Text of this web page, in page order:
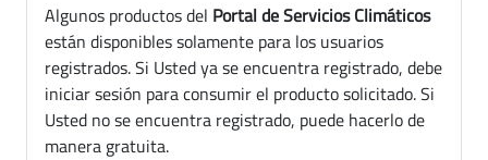
Algunos productos del Portal de Servicios Climáticos
están disponibles solamente para los usuarios
registrados. Si Usted ya se encuentra registrado, debe
iniciar sesión para consumir el producto solicitado. Si
Usted no se encuentra registrado, puede hacerlo de
manera gratuita.